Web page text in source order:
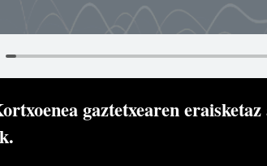
gaztetxearen